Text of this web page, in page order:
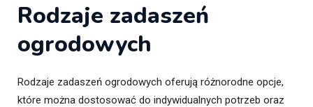
Rodzaje zadaszeń
ogrodowych
Rodzaje zadaszeń ogrodowych oferują różnorodne opcje,
które można dostosować do indywidualnych potrzeb oraz